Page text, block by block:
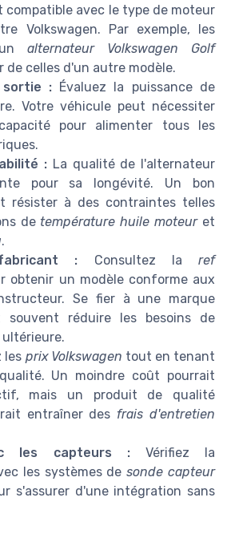
compatible avec le type de moteur
Volkswagen. Par exemple, les
alternateur Volkswagen Golf
de celles d'un autre modèle.
sortie :Évaluez la puissance de
Votre véhicule peut nécessiter
pour alimenter tous les
: La qualité de l'alternateur
pour sa longévité. Un bon
résister à des contraintes telles
de température huile moteuret
.
: Consultez laref
obtenir un modèle conforme aux
Se fier à une marque
souvent réduire les besoins de
ultérieure.
les prix Volkswagen tout en tenant
Un moindre coût pourrait
mais un produit de qualité
entraîner des frais d'entretien
les capteurs :Vérifiez la
les systèmes desonde capteur
s'assurer d'une intégration sans